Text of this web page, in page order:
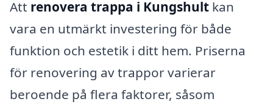
Att renovera trappa i Kungshult kan
vara en utmärkt investering för både
funktion och estetik i ditt hem. Priserna
för renovering av trappor varierar
beroende på flera faktorer, såsom